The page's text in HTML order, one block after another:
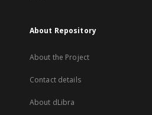
About Repository
About the Project
Contact details
About dLibra